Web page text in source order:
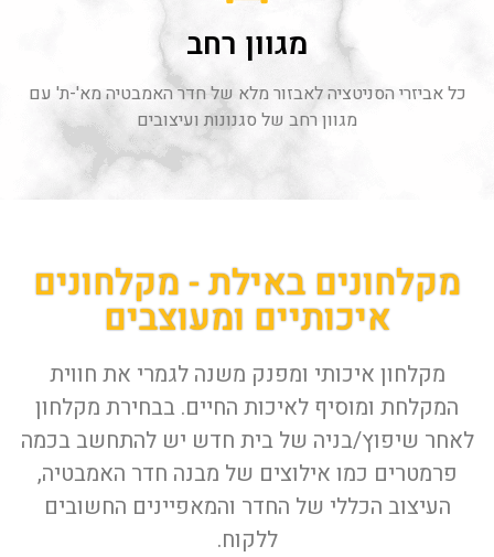
מגוון רחב
כל אביזרי הסניטציה לאבזור מלא של חדר האמבטיה מא'-ת' עם
מגוון רחב של סגנונות ועיצובים
מקלחונים באילת - מקלחונים
איכותיים ומעוצבים
מקלחון איכותי ומפנק משנה לגמרי את חווית
המקלחת ומוסיף לאיכות החיים. בבחירת מקלחון
לאחר שיפוץ/בניה של בית חדש יש להתחשב בכמה
פרמטרים כמו אילוצים של מבנה חדר האמבטיה,
העיצוב הכללי של החדר והמאפיינים החשובים
ללקוח.